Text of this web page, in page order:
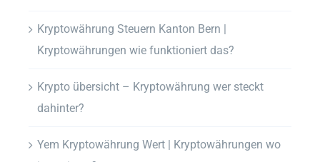
Kryptowährung Steuern Kanton Bern |
Kryptowährungen wie funktioniert das?
Krypto übersicht – Kryptowährung wer steckt
dahinter?
Yem Kryptowährung Wert | Kryptowährungen wo